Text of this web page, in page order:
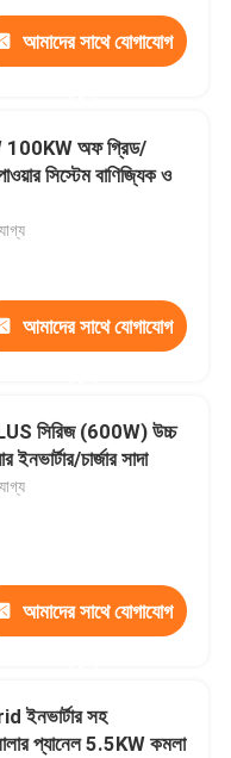
আমাদের সাথে যোগাযোগ
অফ গ্রিড/
সিস্টেম বাণিজ্যিক ও
আমাদের সাথে যোগাযোগ
সিরিজ (600W) উচ্চ
ইনভার্টার/চার্জার সাদা
আমাদের সাথে যোগাযোগ
ইনভার্টার সহ
প্যানেল 5.5KW কমলা